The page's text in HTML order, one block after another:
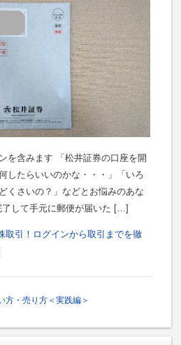
を含みます 「松井証券の口座を開
したらいいのかな・・・」「いろ
くさいの？」などとお悩みのあな
了して手元に郵便が届いた […]
取引！ログインから取引までを徹
方・売り方＜実践編＞